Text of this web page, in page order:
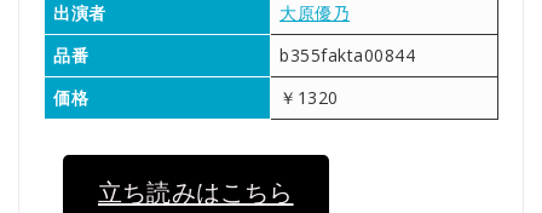
出演者
大原優乃
品番
b355fakta00844
価格
￥1320
立ち読みはこちら